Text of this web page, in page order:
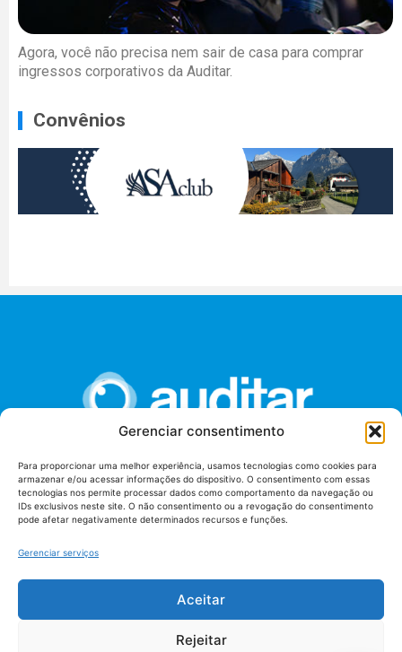
Gerenciar consentimento
Para proporcionar uma melhor experiência, usamos tecnologias como cookies para
armazenar e/ou acessar informações do dispositivo. O consentimento com essas
tecnologias nos permite processar dados como comportamento da navegação ou
IDs exclusivos neste site. O não consentimento ou a revogação do consentimento
pode afetar negativamente determinados recursos e funções.
Gerenciar serviços
Aceitar
Rejeitar
Agora, você não precisa nem sair de casa para comprar
ingressos corporativos da Auditar.
Convênios
União dos Auditores Federais de Controle Externo -
AUDITAR
Setor de Administração Federal Sul (SAF/Sul), Qd. 04, Lt. 01
Tribunal de Contas da União (TCU), Subsolo, Sala S04
Termos de uso